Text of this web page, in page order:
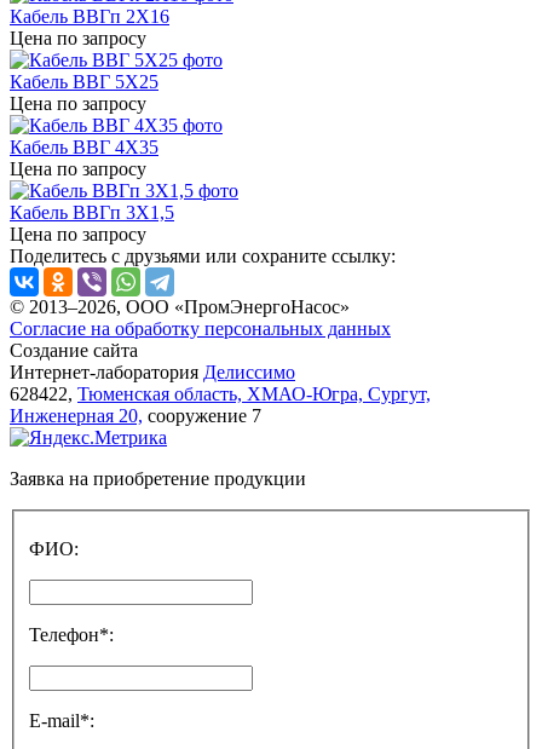
Кабель ВВГп 2X16
Цена по запросу
Кабель ВВГ 5X25
Цена по запросу
Кабель ВВГ 4X35
Цена по запросу
Кабель ВВГп 3X1,5
Цена по запросу
Поделитесь с друзьями или сохраните ссылку:
© 2013–2026, ООО «ПромЭнергоНасос»
Согласие на обработку персональных данных
Создание сайта
Интернет-лаборатория Делиссимо
628422, Тюменская область, ХМАО-Югра, Сургут,
Инженерная 20, сооружение 7
Заявка на приобретение продукции
ФИО:
Телефон*:
E-mail*: